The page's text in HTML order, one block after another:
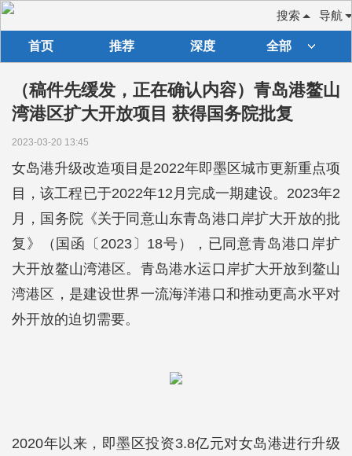
导航
搜索
首页 推荐 深度 全部
（稿件先缓发，正在确认内容）青岛港鳌山
湾港区扩大开放项目 获得国务院批复
2023-03-20 13:45
女岛港升级改造项目是2022年即墨区城市更新重点项
目，该工程已于2022年12月完成一期建设。2023年2
月，国务院《关于同意山东青岛港口岸扩大开放的批
复》（国函〔2023〕18号），已同意青岛港口岸扩
大开放鳌山湾港区。青岛港水运口岸扩大开放到鳌山
湾港区，是建设世界一流海洋港口和推动更高水平对
外开放的迫切需要。
2020年以来，即墨区投资3.8亿元对女岛港进行升级